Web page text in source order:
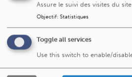
Pour garantir des soins de qualité,
recommander à vos proches de
des soins ou visites des
Les toilettes dans les chambres
Assure le suivi des visites du
Objectif: Statistiques
Toggle all services
Use this switch to enable/